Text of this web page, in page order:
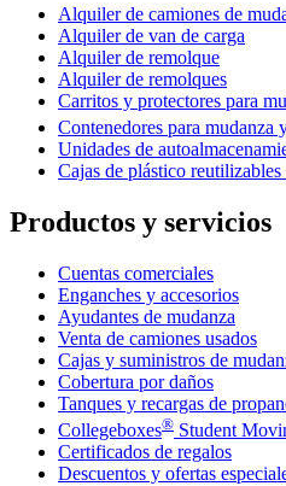
Alquiler de camiones de
Alquiler de van de carga
Alquiler de remolque
Alquiler de remolques
Carritos y protectores para
Contenedores para mudanza
Unidades de
Cajas de plástico reutilizables
Productos y servicios
Cuentas comerciales
Enganches y accesorios
Ayudantes de mudanza
Venta de camiones usados
Cajas y suministros de
Cobertura por daños
Tanques y recargas de
Collegeboxes® Student
Certificados de regalos
Descuentos y ofertas